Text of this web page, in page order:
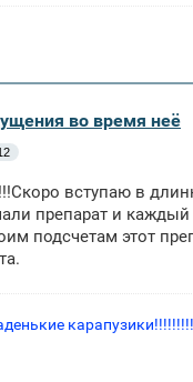
во время неё
вступаю в
препарат и
подсчетам этот